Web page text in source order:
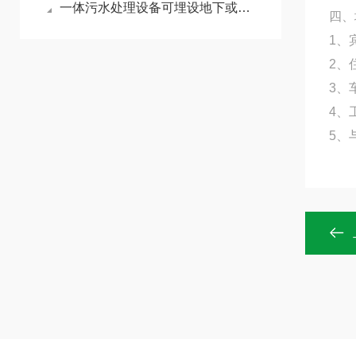
一体污水处理设备可埋设地下或放置地上
四
1、
2、
3、
4、
5、